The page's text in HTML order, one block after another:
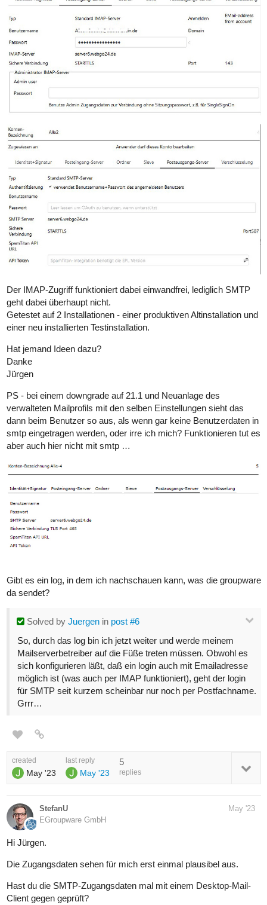
Der IMAP-Zugriff funktioniert dabei einwandfrei, lediglich SMTP
geht dabei überhaupt nicht.
Getestet auf 2 Installationen - einer produktiven Altinstallation und
einer neu installierten Testinstallation.
Hat jemand Ideen dazu?
Danke
Jürgen
PS - bei einem downgrade auf 21.1 und Neuanlage des
verwalteten Mailprofils mit den selben Einstellungen sieht das
dann beim Benutzer so aus, als wenn gar keine Benutzerdaten in
smtp eingetragen werden, oder irre ich mich? Funktionieren tut es
aber auch hier nicht mit smtp …
Gibt es ein log, in dem ich nachschauen kann, was die groupware
da sendet?
Solved by Juergen in post #6
So, durch das log bin ich jetzt weiter und werde meinem
Mailserverbetreiber auf die Füße treten müssen. Obwohl es
sich konfigurieren läßt, daß ein login auch mit Emailadresse
möglich ist (was auch per IMAP funktioniert), geht der login
für SMTP seit kurzem scheinbar nur noch per Postfachname.
Grrr…
created
May '23
last reply
May '23
5
replies
StefanU
EGroupware GmbH
May '23
Hi Jürgen.
Die Zugangsdaten sehen für mich erst einmal plausibel aus.
Hast du die SMTP-Zugangsdaten mal mit einem Desktop-Mail-
Client gegen geprüft?